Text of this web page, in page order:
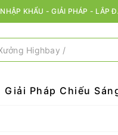
NHẬP KHẨU - GIẢI PHÁP - LẮP
Giải Pháp Chiếu